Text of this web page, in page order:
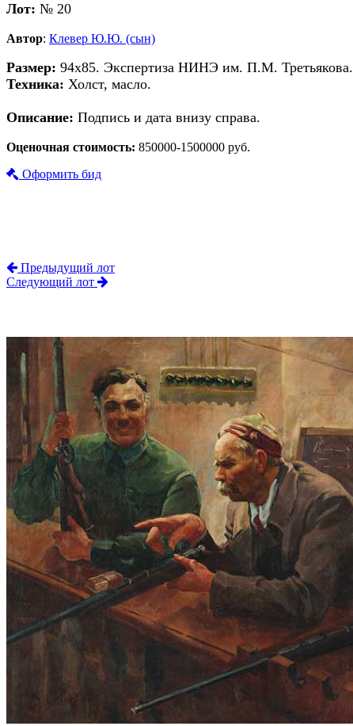
Лот: № 20
Автор: Клевер Ю.Ю. (сын)
Размер: 94х85. Экспертиза НИНЭ им. П.М. Третьякова.
Техника: Холст, масло.
Описание: Подпись и дата внизу справа.
Оценочная стоимость: 850000-1500000 руб.
Оформить бид
Предыдущий лот
Следующий лот